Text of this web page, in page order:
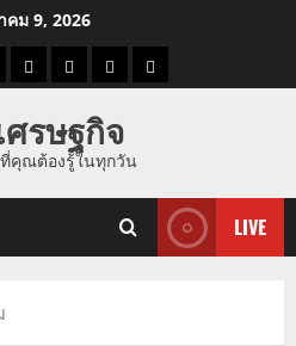
คม 9, 2026
ข่าว
ดูด
ที่
ผู้ชาย
รษฐกิจ
คุณต้องรู้ในทุกวัน
LIVE